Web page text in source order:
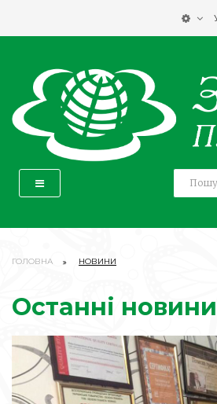
ГОЛОВНА НОВИНИ
Останні новини